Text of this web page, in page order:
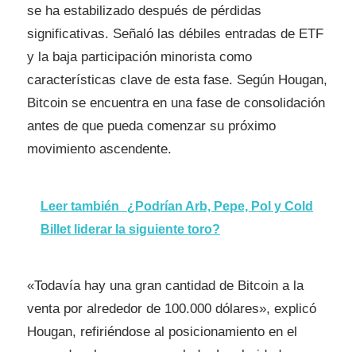
se ha estabilizado después de pérdidas
significativas. Señaló las débiles entradas de ETF
y la baja participación minorista como
características clave de esta fase. Según Hougan,
Bitcoin se encuentra en una fase de consolidación
antes de que pueda comenzar su próximo
movimiento ascendente.
Leer también
¿Podrían Arb, Pepe, Pol y Cold
Billet liderar la siguiente toro?
«Todavía hay una gran cantidad de Bitcoin a la
venta por alrededor de 100.000 dólares», explicó
Hougan, refiriéndose al posicionamiento en el